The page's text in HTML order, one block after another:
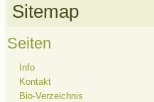
Sitemap
Seiten
Info
Kontakt
Bio-Verzeichnis